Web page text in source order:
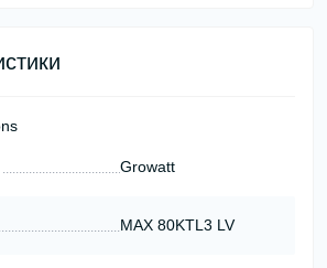
Growatt
MAX 80KTL3 LV